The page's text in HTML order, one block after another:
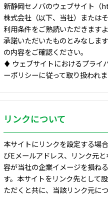
新静岡セノバのウェブサイト
株式会社（以下、当社）または
利用条件をご熟読いただきます
承諾いただいたものとみなしま
の内容をご確認ください。
♦ ウェブサイトにおけるプライ
ーポリシーに従って取り扱われ
リンクについて
本サイトにリンクを設定する場
びEメールアドレス、リンク元
容が当社の企業イメージを損ね
す。本サイトをリンク先として
ただくと共に、当該リンク元に